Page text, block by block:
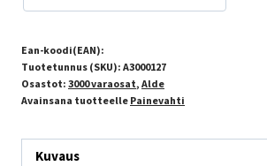
Ean-koodi(EAN):
Tuotetunnus (SKU): A3000127
Osastot: 3000 varaosat, Alde
Avainsana tuotteelle Painevahti
Kuvaus